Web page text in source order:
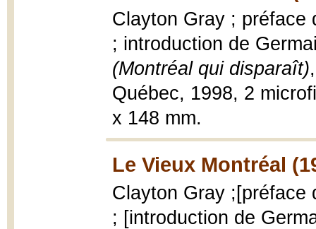
Clayton Gray ; préface
; introduction de
(Montréal qui disparaît)
Québec, 1998, 2
x 148 mm.
Le Vieux Montréal
Clayton Gray ;[préface
; [introduction de